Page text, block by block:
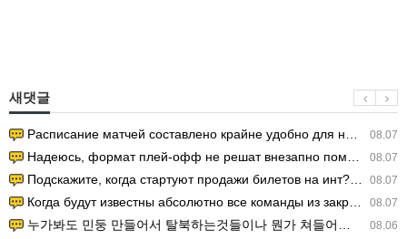
새댓글
08.07
Расписание матчей составлено крайне удобно для нашего часово…
08.07
Надеюсь, формат плей-офф не решат внезапно поменять. https:/…
08.07
Подскажите, когда стартуют продажи билетов на инт? https://g…
08.07
Когда будут известны абсолютно все команды из закрытых квали…
08.06
누가봐도 민둥 만들어서 탈북하는것들이나 뭔가 쳐들어오는 낌새를 미리 알아차리기 위함이지 저걸 전쟁준비라고 하…